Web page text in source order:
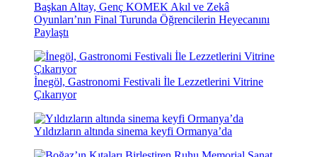
Başkan Altay, Genç KOMEK Akıl ve Zekâ
Oyunları’nın Final Turunda Öğrencilerin Heyecanını
Paylaştı
İnegöl, Gastronomi Festivali İle Lezzetlerini Vitrine
Çıkarıyor
Yıldızların altında sinema keyfi Ormanya’da